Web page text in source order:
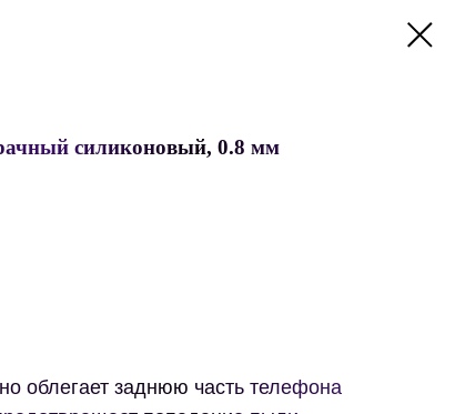
силиконовый, 0.8 мм
облегает заднюю часть телефона